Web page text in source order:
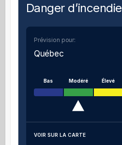
Danger d’incendie
Prévision pour:
Québec
Bas Modéré Élevé
VOIR SUR LA CARTE